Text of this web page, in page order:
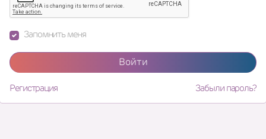
Запомнить меня
Войти
Регистрация Забыли пароль?